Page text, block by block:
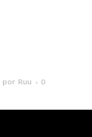
por Ruu
0